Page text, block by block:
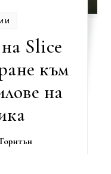
Slice
към
на